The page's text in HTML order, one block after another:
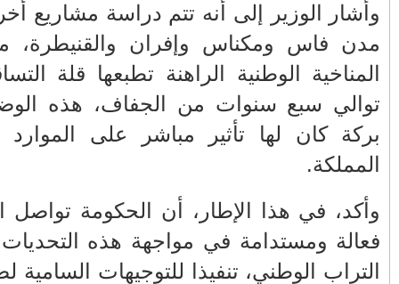
تهم
بالظرفية
مع
السيد
بجل جهات
حلول
مجموع
الملك
بلاغ لوزارة القصور الملكية
والتشريفات والأوسمة
ليلة القدر
خوسيه مانويل ألباريس: إسبانيا
والمغرب أرسيا بينهما...
ماجدة موتشو تلقن درسا لممثل
الجزائر لدى الأمم المتحدة
خبير أمريكي : روسيا أبدت رغبتها في
إبرام السلام لك...